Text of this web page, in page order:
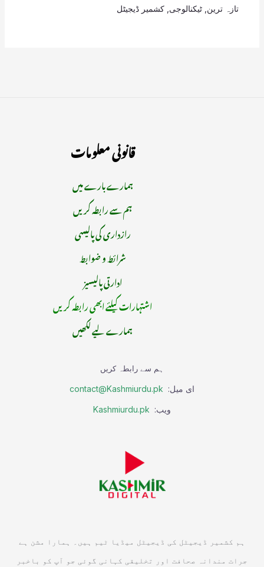
تازہ ترین ٹیکنالوجی کشمیر ڈیجیٹل
قانونی معلومات
ہمارے بارے میں
ہم سے رابطہ کریں
رازداری کی پالیسی
شرائط و ضوابط
ادارتی پالیسیز
اشتہارات کیلئے ابھی رابطہ کریں
ہمارے لیے لکھیں
ہم سے رابطہ کریں
ای میل: contact@Kashmiurdu.pk
ویب: Kashmiurdu.pk
ہم کشمیر ڈیجیٹل کی ڈیجیٹل میڈیا ٹیم ہیں۔ ہمارا مشن ہے
جرات مندانہ صحافت اور تخلیقی کہانی گوئی جو آپ کو باخبر